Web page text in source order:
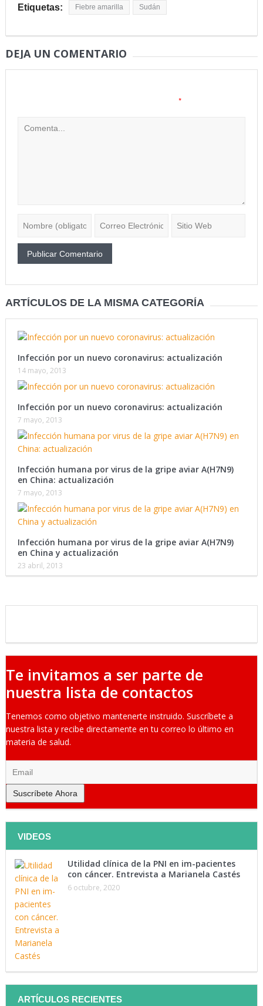
Etiquetas: Fiebre amarilla Sudán
DEJA UN COMENTARIO
*
ARTÍCULOS DE LA MISMA CATEGORÍA
Infección por un nuevo coronavirus: actualización
14 mayo, 2013
Infección por un nuevo coronavirus: actualización
7 mayo, 2013
Infección humana por virus de la gripe aviar A(H7N9)
en China: actualización
7 mayo, 2013
Infección humana por virus de la gripe aviar A(H7N9)
en China y actualización
23 abril, 2013
Te invitamos a ser parte de
nuestra lista de contactos
Tenemos como objetivo mantenerte instruido. Suscríbete a
nuestra lista y recibe directamente en tu correo lo último en
materia de salud.
Suscríbete Ahora
VIDEOS
Utilidad clínica de la PNI en im-pacientes
con cáncer. Entrevista a Marianela Castés
6 octubre, 2020
ARTÍCULOS RECIENTES